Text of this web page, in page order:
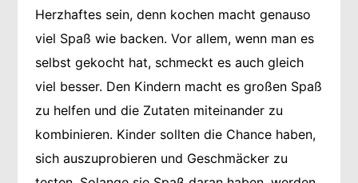
Herzhaftes sein, denn kochen macht genauso
viel Spaß wie backen. Vor allem, wenn man es
selbst gekocht hat, schmeckt es auch gleich
viel besser. Den Kindern macht es großen Spaß
zu helfen und die Zutaten miteinander zu
kombinieren. Kinder sollten die Chance haben,
sich auszuprobieren und Geschmäcker zu